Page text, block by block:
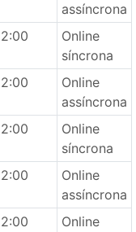
assíncrona
2:00
Online
síncrona
2:00
Online
assíncrona
2:00
Online
síncrona
2:00
Online
assíncrona
2:00
Online